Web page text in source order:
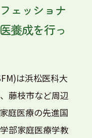
ェッショナ
養成を行っ
は浜松医科大
藤枝市など周辺
庭医療の先進国
部家庭医療学教